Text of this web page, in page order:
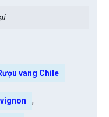
vang Chile
,